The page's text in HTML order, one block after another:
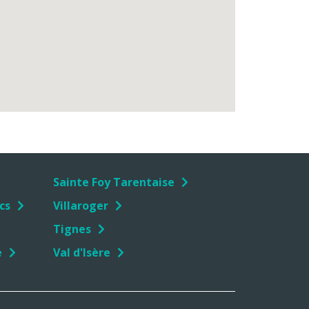
Sainte Foy Tarentaise
Villaroger
Tignes
Val d'Isère